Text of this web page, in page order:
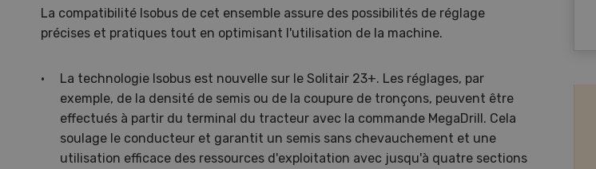
La compatibilité Isobus de cet ensemble assure des possibilités de réglage
précises et pratiques tout en optimisant l'utilisation de la machine.
La technologie Isobus est nouvelle sur le Solitair 23+. Les réglages, par
exemple, de la densité de semis ou de la coupure de tronçons, peuvent être
effectués à partir du terminal du tracteur avec la commande MegaDrill. Cela
soulage le conducteur et garantit un semis sans chevauchement et une
utilisation efficace des ressources d'exploitation avec jusqu'à quatre sections